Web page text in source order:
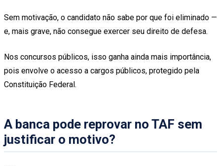
Sem motivação, o candidato não sabe por que foi eliminado —
e, mais grave, não consegue exercer seu direito de defesa.
Nos concursos públicos, isso ganha ainda mais importância,
pois envolve o acesso a cargos públicos, protegido pela
Constituição Federal.
A banca pode reprovar no TAF sem
justificar o motivo?